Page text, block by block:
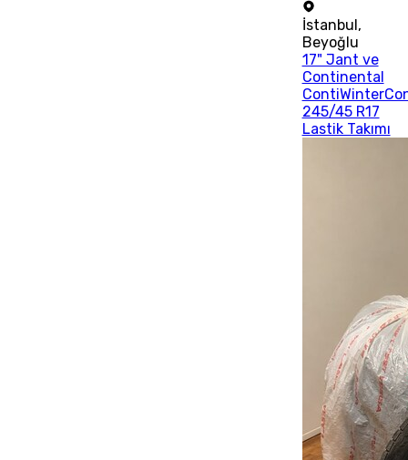
İstanbul,
Beyoğlu
17" Jant ve
Continental
245/45 R17
Lastik Takımı